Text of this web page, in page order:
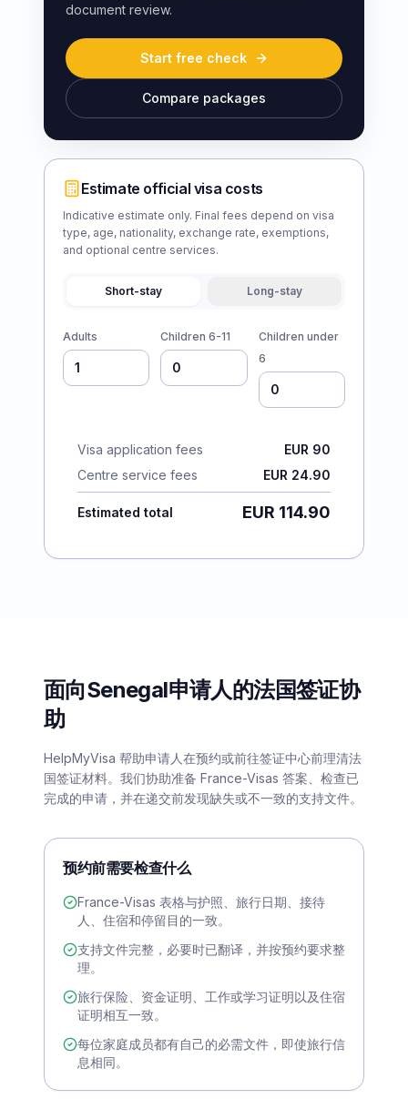
document review.
Start free check
Compare packages
Estimate official visa costs
Indicative estimate only. Final fees depend on visa
type, age, nationality, exchange rate, exemptions,
and optional centre services.
Short-stay Long-stay
Adults Children 6-11
Children under
6
Visa application fees
EUR 90
Centre service fees
EUR 24.90
Estimated total EUR 114.90
面向Senegal申请人的法国签证协
助
HelpMyVisa 帮助申请人在预约或前往签证中心前理清法
国签证材料。我们协助准备 France-Visas 答案、检查已
完成的申请，并在递交前发现缺失或不一致的支持文件。
预约前需要检查什么
France-Visas 表格与护照、旅行日期、接待
人、住宿和停留目的一致。
支持文件完整，必要时已翻译，并按预约要求整
理。
旅行保险、资金证明、工作或学习证明以及住宿
证明相互一致。
每位家庭成员都有自己的必需文件，即使旅行信
息相同。